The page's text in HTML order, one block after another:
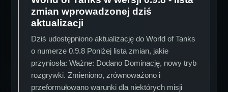
zmian wprowadzonej dziś
aktualizacji
Dziś udostępniono aktualizację do World of Tanks
o numerze 0.9.8 Poniżej lista zmian, jakie
przyniosła: Ważne: Dodano Dominację, nowy tryb
rozgrywki. Zmieniono, zrównoważono i
przeformułowano warunki dla niektórych misji